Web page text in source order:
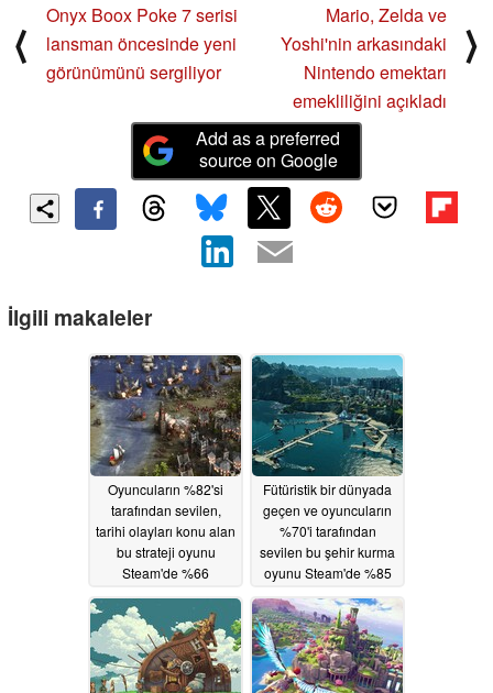
⟨
Onyx Boox Poke 7 serisi
lansman öncesinde yeni
görünümünü sergiliyor
Mario, Zelda ve
Yoshi'nin arkasındaki
Nintendo emektarı
emekliliğini açıkladı
⟩
Add as a preferred
source on Google
İlgili makaleler
Oyuncuların %82'si
tarafından sevilen,
tarihi olayları konu alan
bu strateji oyunu
Steam'de %66
indirimde05/18/2026
Fütüristik bir dünyada
geçen ve oyuncuların
%70'i tarafından
sevilen bu şehir kurma
oyunu Steam'de %85
indirimli 05/17/2026